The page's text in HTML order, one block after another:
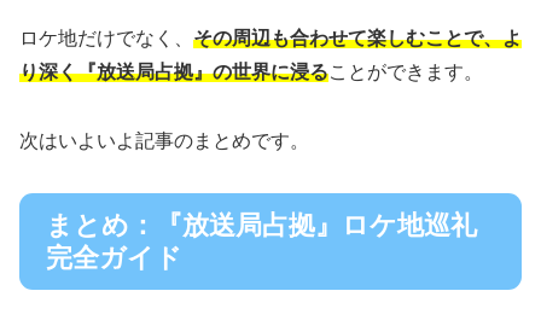
ロケ地だけでなく、 その周辺も合わせて楽しむことで、よ
り深く『放送局占拠』の世界に浸ることができます。
次はいよいよ記事のまとめです。
まとめ：『放送局占拠』ロケ地巡礼
完全ガイド